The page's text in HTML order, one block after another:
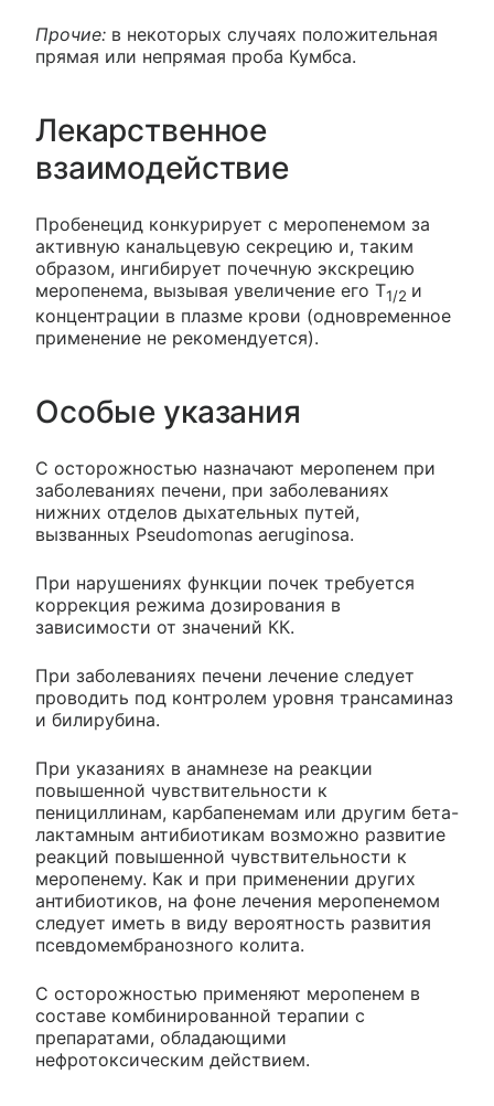
Прочие: в некоторых случаях положительная
прямая или непрямая проба Кумбса.
Лекарственное
взаимодействие
Пробенецид конкурирует с меропенемом за
активную канальцевую секрецию и, таким
образом, ингибирует почечную экскрецию
меропенема, вызывая увеличение его T1/2 и
концентрации в плазме крови (одновременное
применение не рекомендуется).
Особые указания
C осторожностью назначают меропенем при
заболеваниях печени, при заболеваниях
нижних отделов дыхательных путей,
вызванных Pseudomonas aeruginosa.
При нарушениях функции почек требуется
коррекция режима дозирования в
зависимости от значений КК.
При заболеваниях печени лечение следует
проводить под контролем уровня трансаминаз
и билирубина.
При указаниях в анамнезе на реакции
повышенной чувствительности к
пенициллинам, карбапенемам или другим бета-
лактамным антибиотикам возможно развитие
реакций повышенной чувствительности к
меропенему. Как и при применении других
антибиотиков, на фоне лечения меропенемом
следует иметь в виду вероятность развития
псевдомембранозного колита.
С осторожностью применяют меропенем в
составе комбинированной терапии с
препаратами, обладающими
нефротоксическим действием.